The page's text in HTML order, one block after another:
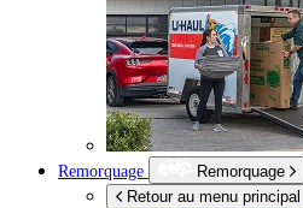
Remorquage
Remorquage
Retour au menu principal